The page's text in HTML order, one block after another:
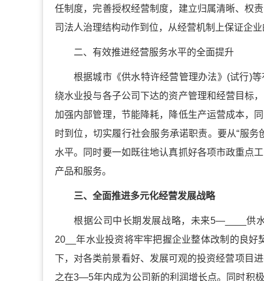
任制度，完善授权经营制度，建立归属清晰、权
司法人治理结构动作到位，从经营机制上保证企
二、有效推进经营服务水平的全面提升
根据城市《供水特许经营管理办法》(试行)
绕水业投与各子公司下达的资产管理和经营目标
加强内部管理，节能降耗，降低生产运营成本，
时到位，切实履行社会服务承诺职责。要从“服
水平。同时要一如既往地认真抓好各项市政重点
产品和服务。
三、全面推进多元化经营发展战略
根据公司中长期发展战略，未来5—____供
20__年水业投资将牢牢把握企业整体改制的良好
下，对各类前景看好、发展可观的投资经营项目
之在3—5年内成为公司新的利润增长点。同时积